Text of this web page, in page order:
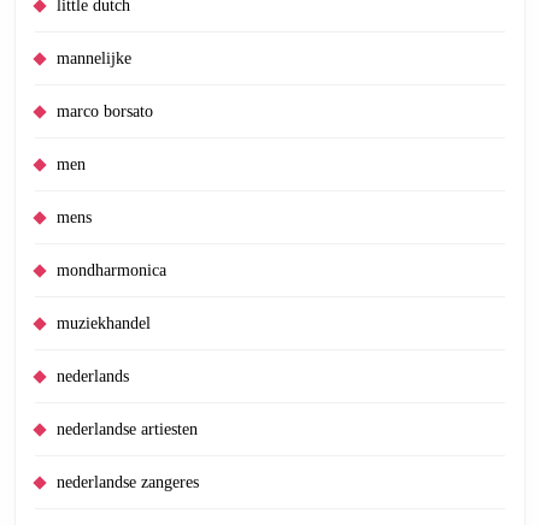
little dutch
mannelijke
marco borsato
men
mens
mondharmonica
muziekhandel
nederlands
nederlandse artiesten
nederlandse zangeres